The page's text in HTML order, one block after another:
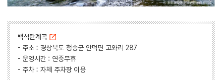
백석탄계곡
- 주소 : 경상북도 청송군 안덕면 고와리 287
- 운영시간 : 연중무휴
- 주차 : 자체 주차장 이용